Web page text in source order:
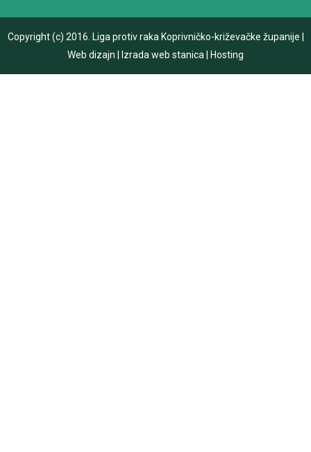
Copyright (c) 2016. Liga protiv raka Koprivničko-križevačke županije
Web dizajn
Izrada web stanica Hosting